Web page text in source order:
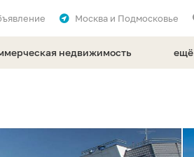
Москва и Подмосковье
недвижимость ещё